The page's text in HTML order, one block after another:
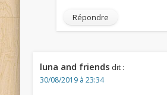
Répondre
luna and friends dit :
30/08/2019 à 23:34